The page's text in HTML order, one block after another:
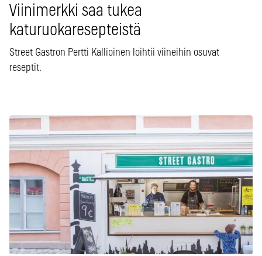
Viinimerkki saa tukea
katuruokaresepteistä
Street Gastron Pertti Kallioinen loihtii viineihin osuvat
reseptit.